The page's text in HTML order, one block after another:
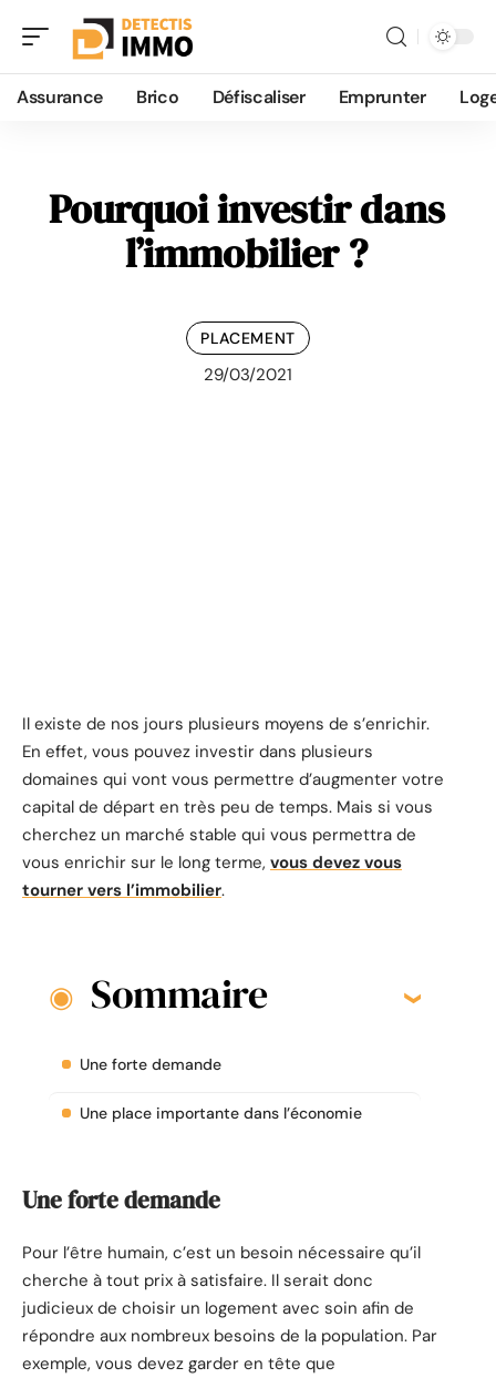
Assurance Brico Défiscaliser Emprunter
Pourquoi investir dans
l’immobilier ?
PLACEMENT
29/03/2021
Il existe de nos jours plusieurs moyens de s’enrichir.
En effet, vous pouvez investir dans plusieurs
domaines qui vont vous permettre d’augmenter votre
capital de départ en très peu de temps. Mais si vous
cherchez un marché stable qui vous permettra de
vous enrichir sur le long terme, vous devez vous
tourner vers l’immobilier.
Sommaire
Une forte demande
Une place importante dans l’économie
Une forte demande
Pour l’être humain, c’est un besoin nécessaire qu’il
cherche à tout prix à satisfaire. Il serait donc
judicieux de choisir un logement avec soin afin de
répondre aux nombreux besoins de la population. Par
exemple, vous devez garder en tête que